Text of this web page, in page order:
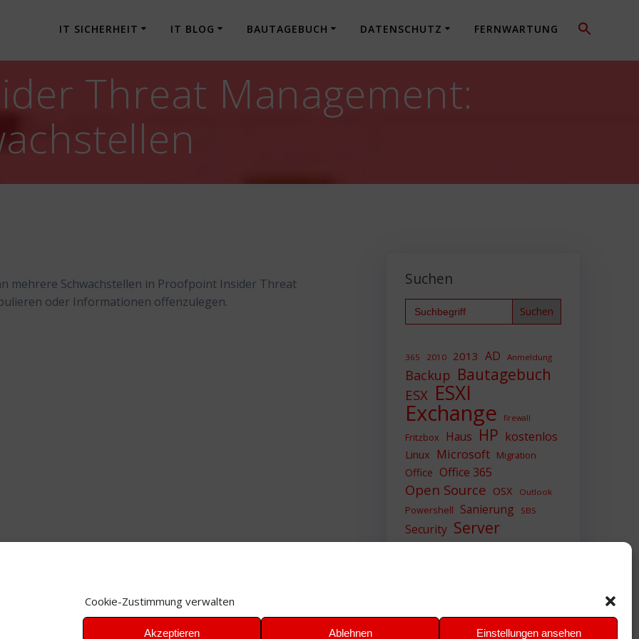
Cookie-Zustimmung verwalten
Akzeptieren Ablehnen Einstellungen ansehen
IT SICHERHEIT IT BLOG BAUTAGEBUCH DATENSCHUTZ FERNWARTUNG
Threat Management:
mehrere Schwachstellen in Proofpoint Insider Threat
oder Informationen offenzulegen.
Suchen
Search
for:
365 2010 2013 AD Anmeldung
Backup Bautagebuch
ESX ESXI
Exchange firewall
Fritzbox Haus HP kostenlos
Linux Microsoft Migration
Office Office 365
Open Source OSX Outlook
Powershell Sanierung SBS
Security Server
Sicherheit SIEM
VMWare VPN WAZUH